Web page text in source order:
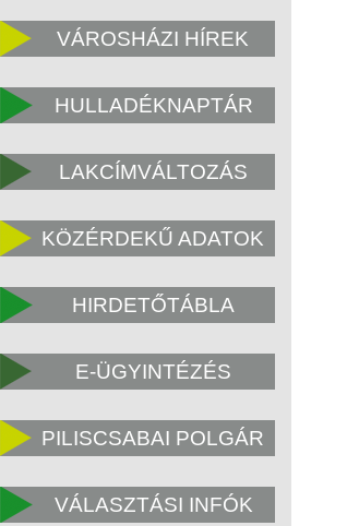
VÁROSHÁZI HÍREK
HULLADÉKNAPTÁR
LAKCÍMVÁLTOZÁS
KÖZÉRDEKŰ ADATOK
HIRDETŐTÁBLA
E-ÜGYINTÉZÉS
PILISCSABAI POLGÁR
VÁLASZTÁSI INFÓK